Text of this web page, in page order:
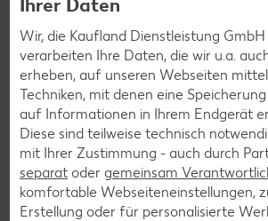
Abonnenten profitieren von vielen
Angeboten zum Donnerstag,
Wochenstart sowie Aktionen und
Zur Anmeldung
Ihrer Daten
Wir, die Kaufland Dienstleistung GmbH
verarbeiten Ihre Daten, die wir u.a.
erheben, auf unseren Webseiten
Techniken, mit denen eine
auf Informationen in Ihrem Endgerät
Diese sind teilweise technisch
mit Ihrer Zustimmung - auch durch
separat oder gemeinsam
komfortable Webseiteneinstellungen,
Erstellung oder für personalisierte